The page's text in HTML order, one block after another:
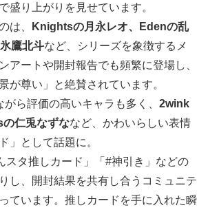
盛り上がりを見せています。
は、
Knightsの月永レオ、Edenの乱
鷹北斗など、シリーズを象徴するメ
アートや開封報告でも頻繁に登場し、
が尊い」と絶賛されています。
ら評価の高いキャラも多く、 2wink
の仁兎なずななど、かわいらしい表情
」として話題に。
スタ推しカード」「#神引き」などの
し、開封結果を共有し合うコミュニテ
ています。推しカードを手に入れた瞬